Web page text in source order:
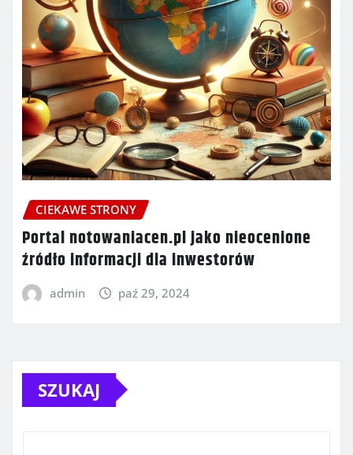
CIEKAWE STRONY
Portal notowaniacen.pl jako nieocenione
źródło informacji dla inwestorów
admin paź 29, 2024
SZUKAJ